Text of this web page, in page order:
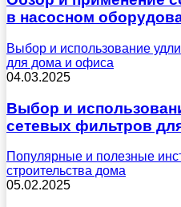
в насосном
Выбор и использование
для дома и офиса
04.03.2025
Выбор и
сетевых фильтров
Популярные и полезные
строительства дома
05.02.2025